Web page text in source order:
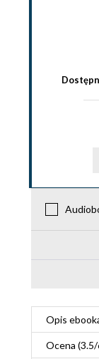
Opis
Ocena (3.5/